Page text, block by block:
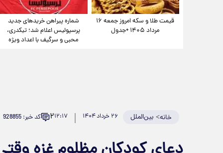
قیمت طلا و سکه امروز جمعه ۱۶
مرداد ۱۴۰۵ +جدول
شماره پیراهن خریدهای جدید
پرسپولیس اعلام شد؛ تیکدری،
محبی و سرگیف با اعداد ویژه
خانه> بین‌الملل ۲۶ خرداد ۱۴۰۴ ۱۲:۱۷۲ کد خبر: 928855